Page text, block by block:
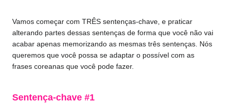
Vamos começar com TRÊS sentenças-chave, e praticar
alterando partes dessas sentenças de forma que você não vai
acabar apenas memorizando as mesmas três sentenças. Nós
queremos que você possa se adaptar o possível com as
frases coreanas que você pode fazer.
Sentença-chave #1